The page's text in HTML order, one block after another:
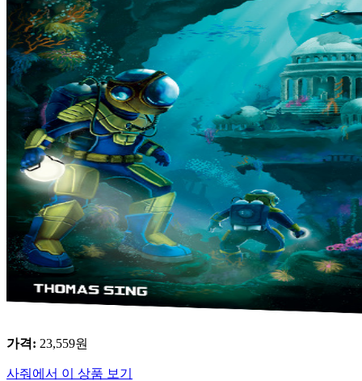
가격: 23,559원
사줘에서 이 상품 보기